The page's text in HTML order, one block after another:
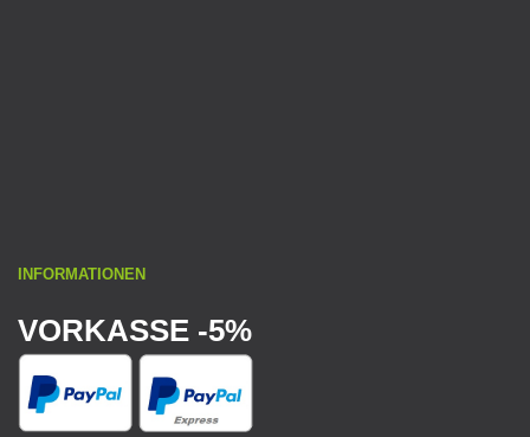
INFORMATIONEN
VORKASSE -5%